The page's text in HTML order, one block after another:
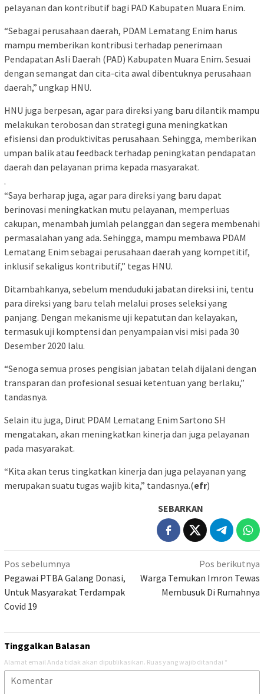
pelayanan dan kontributif bagi PAD Kabupaten Muara Enim.
“Sebagai perusahaan daerah, PDAM Lematang Enim harus
mampu memberikan kontribusi terhadap penerimaan
Pendapatan Asli Daerah (PAD) Kabupaten Muara Enim. Sesuai
dengan semangat dan cita-cita awal dibentuknya perusahaan
daerah,” ungkap HNU.
HNU juga berpesan, agar para direksi yang baru dilantik mampu
melakukan terobosan dan strategi guna meningkatkan
efisiensi dan produktivitas perusahaan. Sehingga, memberikan
umpan balik atau feedback terhadap peningkatan pendapatan
daerah dan pelayanan prima kepada masyarakat.
.
“Saya berharap juga, agar para direksi yang baru dapat
berinovasi meningkatkan mutu pelayanan, memperluas
cakupan, menambah jumlah pelanggan dan segera membenahi
permasalahan yang ada. Sehingga, mampu membawa PDAM
Lematang Enim sebagai perusahaan daerah yang kompetitif,
inklusif sekaligus kontributif,” tegas HNU.
Ditambahkanya, sebelum menduduki jabatan direksi ini, tentu
para direksi yang baru telah melalui proses seleksi yang
panjang. Dengan mekanisme uji kepatutan dan kelayakan,
termasuk uji komptensi dan penyampaian visi misi pada 30
Desember 2020 lalu.
“Senoga semua proses pengisian jabatan telah dijalani dengan
transparan dan profesional sesuai ketentuan yang berlaku,”
tandasnya.
Selain itu juga, Dirut PDAM Lematang Enim Sartono SH
mengatakan, akan meningkatkan kinerja dan juga pelayanan
pada masyarakat.
“Kita akan terus tingkatkan kinerja dan juga pelayanan yang
merupakan suatu tugas wajib kita,” tandasnya.(efr)
SEBARKAN
Navigasi
pos
Pos sebelumnya
Pegawai PTBA Galang Donasi,
Untuk Masyarakat Terdampak
Covid 19
Pos berikutnya
Warga Temukan Imron Tewas
Membusuk Di Rumahnya
Tinggalkan Balasan
Alamat email Anda tidak akan dipublikasikan. Ruas yang wajib ditandai *